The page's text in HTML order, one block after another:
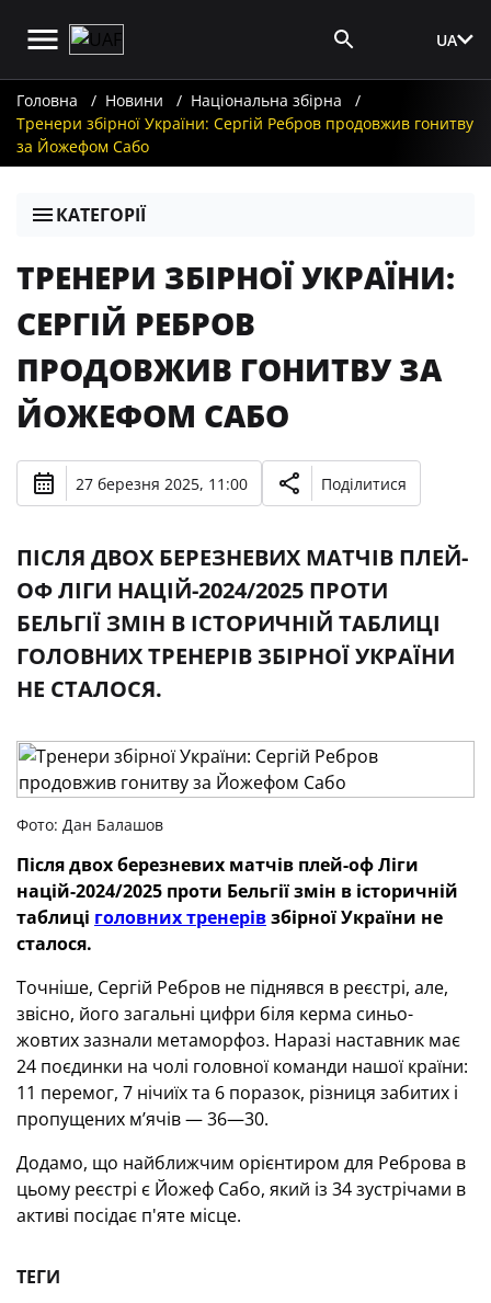
UA
Головна Новини
Національна збірна
Тренери збірної України: Сергій Ребров продовжив гонитву
за Йожефом Сабо
КАТЕГОРІЇ
ТРЕНЕРИ ЗБІРНОЇ УКРАЇНИ:
СЕРГІЙ РЕБРОВ
ПРОДОВЖИВ ГОНИТВУ ЗА
ЙОЖЕФОМ САБО
27 березня 2025, 11:00 Поділитися
ПІСЛЯ ДВОХ БЕРЕЗНЕВИХ МАТЧІВ ПЛЕЙ-
ОФ ЛІГИ НАЦІЙ-2024/2025 ПРОТИ
БЕЛЬГІЇ ЗМІН В ІСТОРИЧНІЙ ТАБЛИЦІ
ГОЛОВНИХ ТРЕНЕРІВ ЗБІРНОЇ УКРАЇНИ
НЕ СТАЛОСЯ.
Фото: Дан Балашов
Після двох березневих матчів плей-оф Ліги
націй-2024/2025 проти Бельгії змін в історичній
таблиці головних тренерівзбірної України не
сталося.
Точніше, Сергій Ребров не піднявся в реєстрі, але,
звісно, його загальні цифри біля керма синьо-
жовтих зазнали метаморфоз. Наразі наставник має
24 поєдинки на чолі головної команди нашої країни:
11 перемог, 7 нічиїх та 6 поразок, різниця забитих і
пропущених м’ячів — 36—30.
Додамо, що найближчим орієнтиром для Реброва в
цьому реєстрі є Йожеф Сабо, який із 34 зустрічами в
активі посідає п'яте місце.
ТЕГИ